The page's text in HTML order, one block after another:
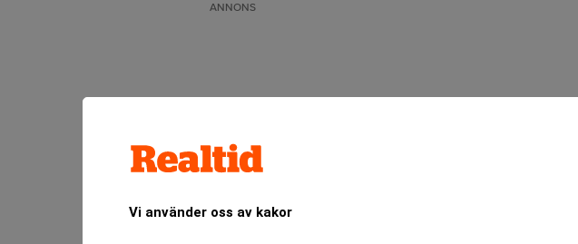
Vi använder oss av kakor
ANNONS